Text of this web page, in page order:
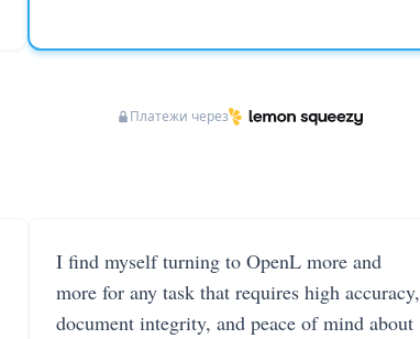
Платежи через
I find myself turning to OpenL more and
more for any task that requires high accuracy,
document integrity, and peace of mind about